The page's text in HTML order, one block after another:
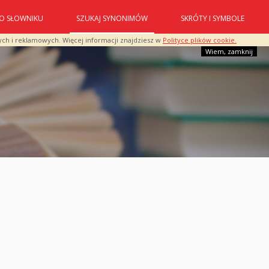
i reklamowych. Więcej informacji znajdziesz w Polityce plików cookie.
Wiem, zamknij
O SŁOWNIKU SZUKAJ SYNONIMÓW SKRÓTY I SYMBOLE